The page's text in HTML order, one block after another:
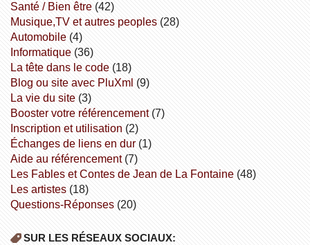
Santé / Bien être(42)
Musique,TV et autres peoples(28)
Automobile(4)
informatique(36)
la tête dans le code(18)
Blog ou site avec PluXml (9)
la vie du site(3)
booster votre référencement(7)
inscription et utilisation (2)
échanges de liens en dur(1)
aide au référencement(7)
Les Fables et Contes de Jean de La Fontaine(48)
Les artistes(18)
Questions-Réponses(20)
SUR LES RÉSEAUX SOCIAUX: